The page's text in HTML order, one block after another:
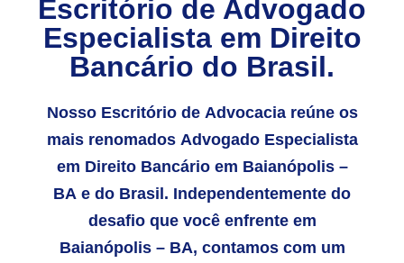
Escritório de Advogado
Especialista em Direito
Bancário do Brasil.
Nosso Escritório de Advocacia reúne os
mais renomados Advogado Especialista
em Direito Bancário em Baianópolis –
BA e do Brasil. Independentemente do
desafio que você enfrente em
Baianópolis – BA, contamos com um